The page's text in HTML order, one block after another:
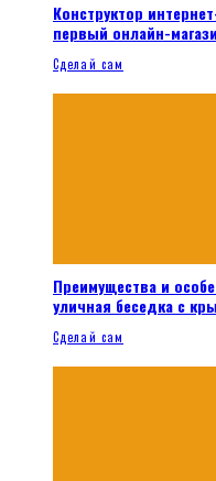
Конструктор
первый онлайн-
Сделай сам
Преимущества и
уличная беседка с
Сделай сам